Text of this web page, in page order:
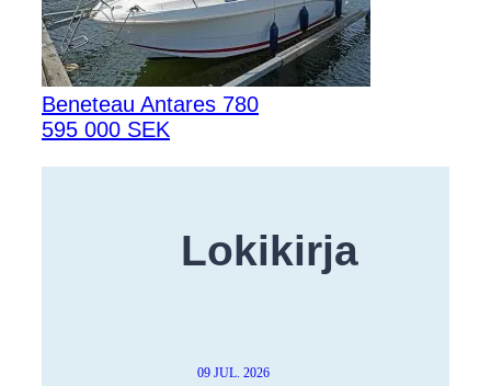
Beneteau Antares 780
595 000 SEK
Lokikirja
09 JUL. 2026